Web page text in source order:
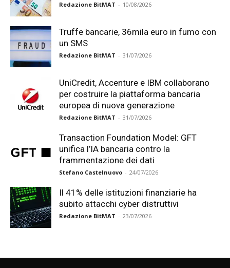
Redazione BitMAT - 10/08/2026
Truffe bancarie, 36mila euro in fumo con
un SMS
Redazione BitMAT - 31/07/2026
UniCredit, Accenture e IBM collaborano
per costruire la piattaforma bancaria
europea di nuova generazione
Redazione BitMAT - 31/07/2026
Transaction Foundation Model: GFT
unifica l’IA bancaria contro la
frammentazione dei dati
Stefano Castelnuovo - 24/07/2026
Il 41% delle istituzioni finanziarie ha
subito attacchi cyber distruttivi
Redazione BitMAT - 23/07/2026